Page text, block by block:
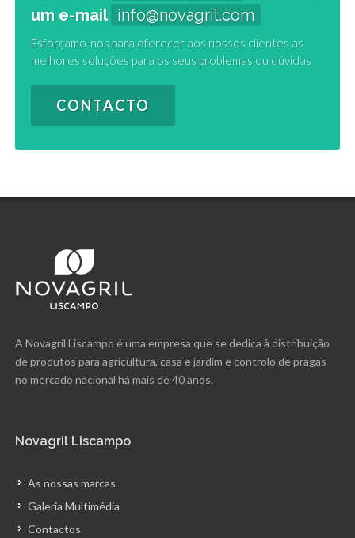
um e-mail info@novagril.com
Esforçamo-nos para oferecer aos nossos clientes as
melhores soluções para os seus problemas ou dúvidas
CONTACTO
A Novagril Liscampo é uma empresa que se dedica à distribuição
de produtos para agricultura, casa e jardim e controlo de pragas
no mercado nacional há mais de 40 anos.
Novagril Liscampo
As nossas marcas
Galeria Multimédia
Contactos